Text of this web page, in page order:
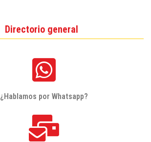
Directorio general
¿Hablamos por Whatsapp?